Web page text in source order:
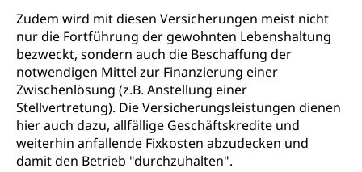
Zudem wird mit diesen Versicherungen meist nicht
nur die Fortführung der gewohnten Lebenshaltung
bezweckt, sondern auch die Beschaffung der
notwendigen Mittel zur Finanzierung einer
Zwischenlösung (z.B. Anstellung einer
Stellvertretung). Die Versicherungsleistungen dienen
hier auch dazu, allfällige Geschäftskredite und
weiterhin anfallende Fixkosten abzudecken und
damit den Betrieb "durchzuhalten".
Gewerbesteuer, Vergnügungssteuer,
Reklameplakatsteuer, Verkehrssteuer,
Erbschaftssteuer, Schenkungssteuer, Gewinn- und
Kapitalsteuer
Steuern (Dienststelle)
Ombudsstellen
Vermittler, Vermittlungsstelle, Schlichtungsstelle,
Vermittlung, Schlichtung, Mediation